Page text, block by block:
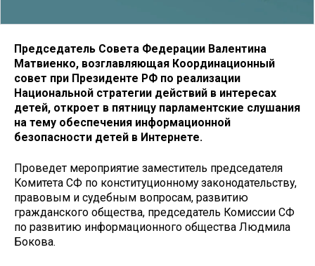
Председатель Совета Федерации Валентина
Матвиенко, возглавляющая Координационный
совет при Президенте РФ по реализации
Национальной стратегии действий в интересах
детей, откроет в пятницу парламентские слушания
на тему обеспечения информационной
безопасности детей в Интернете.
Проведет мероприятие заместитель председателя
Комитета СФ по конституционному законодательству,
правовым и судебным вопросам, развитию
гражданского общества, председатель Комиссии СФ
по развитию информационного общества Людмила
Бокова.